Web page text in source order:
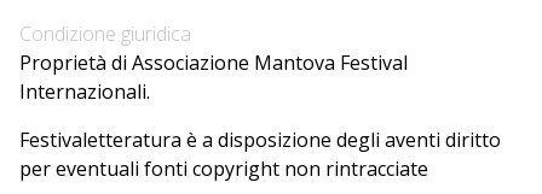
Condizione giuridica
Proprietà di Associazione Mantova Festival
Internazionali.
Festivaletteratura è a disposizione degli aventi diritto
per eventuali fonti copyright non rintracciate